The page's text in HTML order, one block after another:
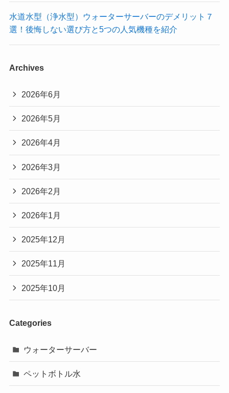
水道水型（浄水型）ウォーターサーバーのデメリット７
選！後悔しない選び方と5つの人気機種を紹介
Archives
2026年6月
2026年5月
2026年4月
2026年3月
2026年2月
2026年1月
2025年12月
2025年11月
2025年10月
Categories
ウォーターサーバー
ペットボトル水